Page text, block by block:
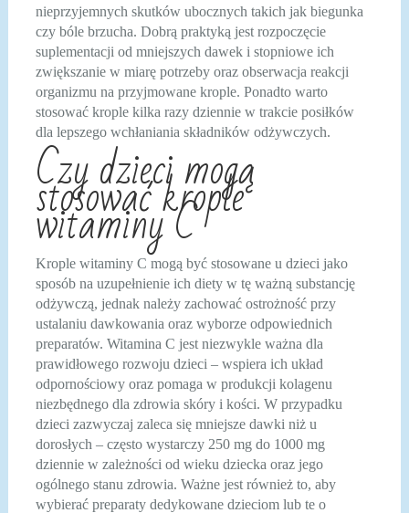
nieprzyjemnych skutków ubocznych takich jak biegunka
czy bóle brzucha. Dobrą praktyką jest rozpoczęcie
suplementacji od mniejszych dawek i stopniowe ich
zwiększanie w miarę potrzeby oraz obserwacja reakcji
organizmu na przyjmowane krople. Ponadto warto
stosować krople kilka razy dziennie w trakcie posiłków
dla lepszego wchłaniania składników odżywczych.
Czy dzieci mogą
stosować krople
witaminy C
Krople witaminy C mogą być stosowane u dzieci jako
sposób na uzupełnienie ich diety w tę ważną substancję
odżywczą, jednak należy zachować ostrożność przy
ustalaniu dawkowania oraz wyborze odpowiednich
preparatów. Witamina C jest niezwykle ważna dla
prawidłowego rozwoju dzieci – wspiera ich układ
odpornościowy oraz pomaga w produkcji kolagenu
niezbędnego dla zdrowia skóry i kości. W przypadku
dzieci zazwyczaj zaleca się mniejsze dawki niż u
dorosłych – często wystarczy 250 mg do 1000 mg
dziennie w zależności od wieku dziecka oraz jego
ogólnego stanu zdrowia. Ważne jest również to, aby
wybierać preparaty dedykowane dzieciom lub te o